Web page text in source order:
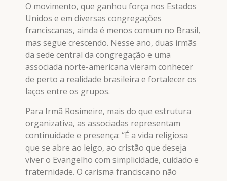
O movimento, que ganhou força nos Estados
Unidos e em diversas congregações
franciscanas, ainda é menos comum no Brasil,
mas segue crescendo. Nesse ano, duas irmãs
da sede central da congregação e uma
associada norte-americana vieram conhecer
de perto a realidade brasileira e fortalecer os
laços entre os grupos.
Para Irmã Rosimeire, mais do que estrutura
organizativa, as associadas representam
continuidade e presença: “É a vida religiosa
que se abre ao leigo, ao cristão que deseja
viver o Evangelho com simplicidade, cuidado e
fraternidade. O carisma franciscano não